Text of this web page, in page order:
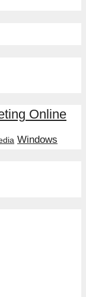
Online
Windows